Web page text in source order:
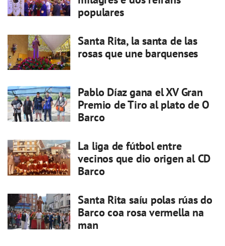
populares
Santa Rita, la santa de las
rosas que une barquenses
Pablo Díaz gana el XV Gran
Premio de Tiro al plato de O
Barco
La liga de fútbol entre
vecinos que dio origen al CD
Barco
Santa Rita saíu polas rúas do
Barco coa rosa vermella na
man